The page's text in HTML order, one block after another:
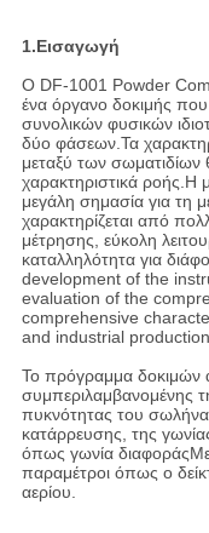
1.Εισαγωγή
Ο DF-1001 Powder
ένα όργανο δοκιμής που
συνολικών φυσικών
δύο φάσεων.Τα
μεταξύ των σωματιδίων
χαρακτηριστικά ροής.Η
μεγάλη σημασία για τη
χαρακτηρίζεται από
μέτρησης, εύκολη
καταλληλότητα για
development of the
evaluation of the
comprehensive
and industrial
Το πρόγραμμα δοκιμών
συμπεριλαμβανομένης
πυκνότητας του
κατάρρευσης, της
όπως γωνία διαφοράςΜε
παραμέτροι όπως ο
αερίου.